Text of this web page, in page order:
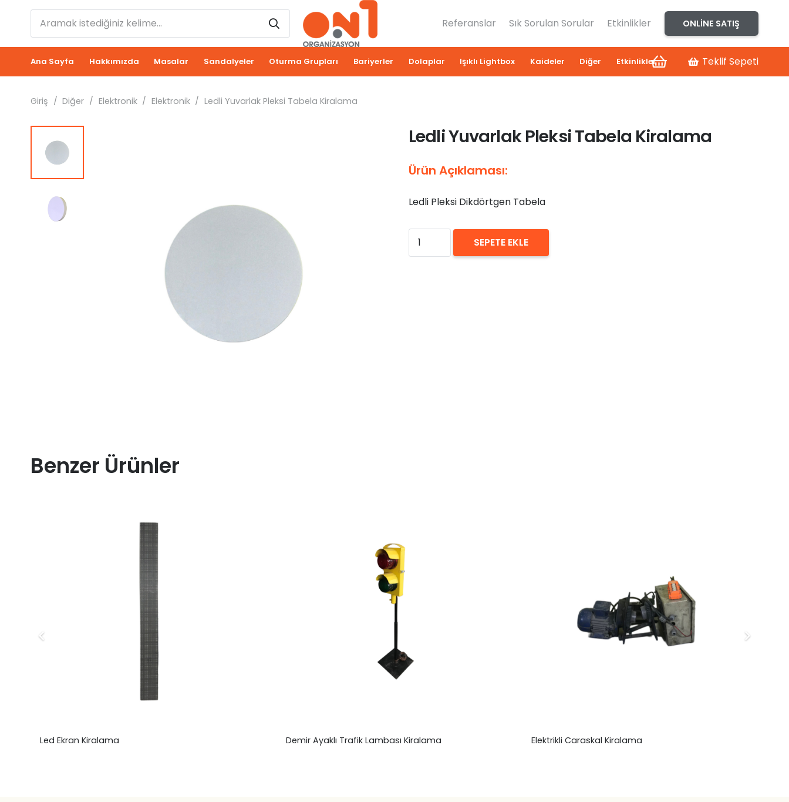
Referanslar Sık Sorulan Sorular Etkinlikler ONLINE SATIŞ
Ana Sayfa Hakkımızda Masalar Sandalyeler Oturma Grupları Bariyerler Dolaplar Işıklı Lightbox Kaideler Diğer Etkinlikler Teklif Sepeti
Giriş / Diğer / Elektronik / Elektronik / Ledli Yuvarlak Pleksi Tabela Kiralama
Ledli Yuvarlak Pleksi Tabela Kiralama
Ürün Açıklaması:
Ledli Pleksi Dikdörtgen Tabela
Ledli
Yuvarlak
SEPETE EKLE
Benzer Ürünler
Led Ekran Kiralama Demir Ayaklı Trafik Lambası Kiralama Elektrikli Caraskal Kiralama